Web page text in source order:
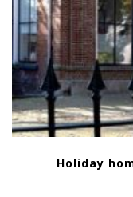
Holiday